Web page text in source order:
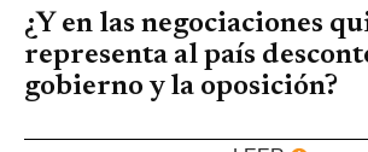
¿Y en las negociaciones
representa al país
gobierno y la oposición?